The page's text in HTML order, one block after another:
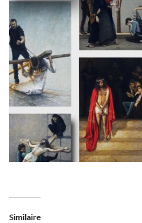
Similaire